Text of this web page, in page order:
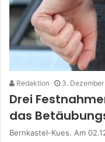
Redaktion 3.
Drei
das
Bernkastel-Kues. Am